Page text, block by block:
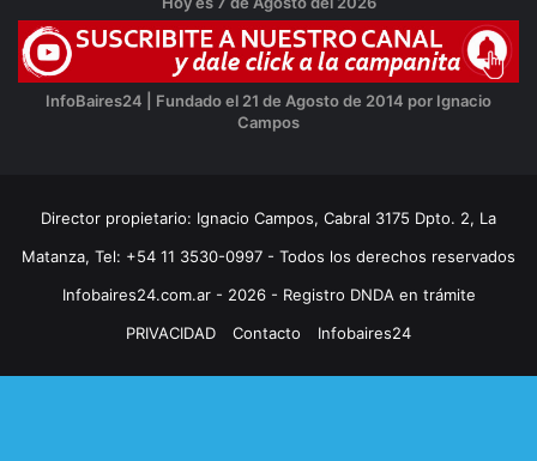
InfoBaires24 | Fundado el 21 de Agosto de 2014 por Ignacio
Campos
Director propietario: Ignacio Campos, Cabral 3175 Dpto. 2, La
Matanza, Tel: +54 11 3530-0997 - Todos los derechos reservados
Infobaires24.com.ar - 2026 - Registro DNDA en trámite
PRIVACIDAD
Contacto Infobaires24